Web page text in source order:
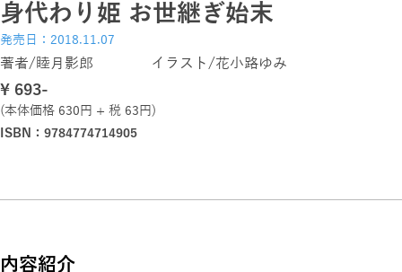
身代わり姫 お世継ぎ始末
発売日：2018.11.07
著者/睦月影郎 イラスト/花小路ゆみ
\ 693-
(本体価格 630円 + 税 63円)
ISBN：9784774714905
内容紹介